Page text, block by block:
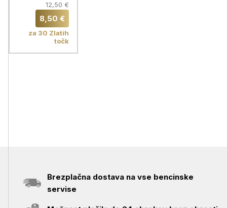
Performance,
E201S,
Electrolux,
4/1
12,50 €
8,50 €
za 30 Zlatih
točk
Brezplačna dostava na vse bencinske
servise